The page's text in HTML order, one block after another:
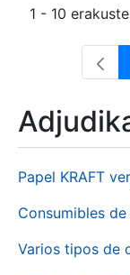
1 - 10
Papel KRAFT
Consumibles
Varios tipos de